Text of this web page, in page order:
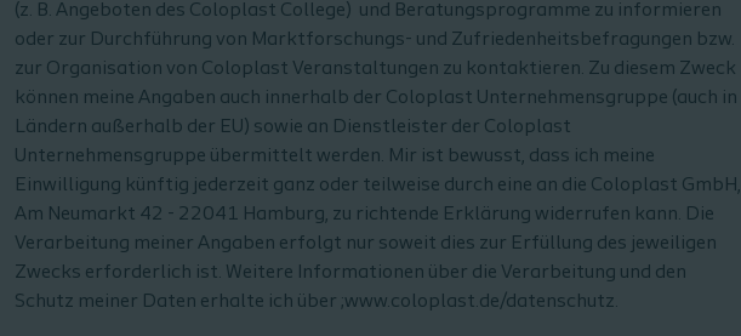
(z. B. Angeboten des Coloplast College) und Beratungsprogramme zu informieren
oder zur Durchführung von Marktforschungs- und Zufriedenheitsbefragungen bzw.
zur Organisation von Coloplast Veranstaltungen zu kontaktieren. Zu diesem Zweck
können meine Angaben auch innerhalb der Coloplast Unternehmensgruppe (auch in
Ländern außerhalb der EU) sowie an Dienstleister der Coloplast
Unternehmensgruppe übermittelt werden. Mir ist bewusst, dass ich meine
Einwilligung künftig jederzeit ganz oder teilweise durch eine an die Coloplast GmbH,
Am Neumarkt 42 - 22041 Hamburg, zu richtende Erklärung widerrufen kann. Die
Verarbeitung meiner Angaben erfolgt nur soweit dies zur Erfüllung des jeweiligen
Zwecks erforderlich ist. Weitere Informationen über die Verarbeitung und den
Schutz meiner Daten erhalte ich über ;www.coloplast.de/datenschutz.